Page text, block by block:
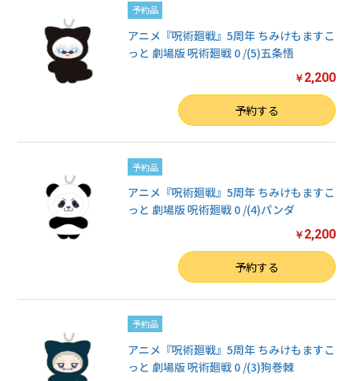
予約品
アニメ『呪術廻戦』5周年 ちみけもますこ
っと 劇場版 呪術廻戦 0 /(5)五条悟
￥ 2,200
予約する
予約品
アニメ『呪術廻戦』5周年 ちみけもますこ
っと 劇場版 呪術廻戦 0 /(4)パンダ
￥ 2,200
予約する
予約品
アニメ『呪術廻戦』5周年 ちみけもますこ
っと 劇場版 呪術廻戦 0 /(3)狗巻棘